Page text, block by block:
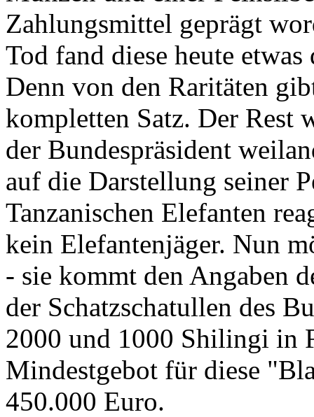
Zahlungsmittel geprägt
Tod fand diese heute
Denn von den Raritäten
kompletten Satz. Der Rest
der Bundespräsident
auf die Darstellung seiner
Tanzanischen Elefanten
kein Elefantenjäger. Nun
- sie kommt den Angaben
der Schatzschatullen des
2000 und 1000 Shilingi in
Mindestgebot für diese
450.000 Euro.